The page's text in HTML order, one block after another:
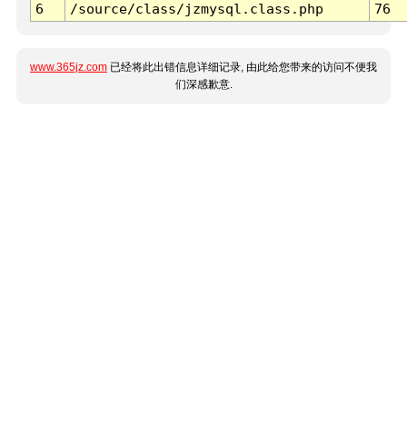
6
/source/class/jzmysql.class.php 76
www.365jz.com 已经将此出错信息详细记录, 由此给您带来的访问不便我
们深感歉意.